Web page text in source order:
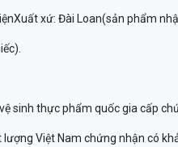
xứ: Đài Loan(sản phẩm
sinh thực phẩm quốc gia cấp
Việt Nam chứng nhận có